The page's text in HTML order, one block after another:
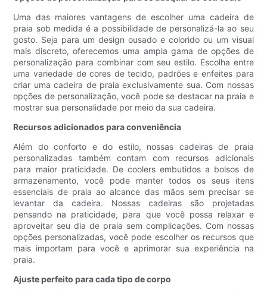
Uma das maiores vantagens de escolher uma cadeira de
praia sob medida é a possibilidade de personalizá-la ao seu
gosto. Seja para um design ousado e colorido ou um visual
mais discreto, oferecemos uma ampla gama de opções de
personalização para combinar com seu estilo. Escolha entre
uma variedade de cores de tecido, padrões e enfeites para
criar uma cadeira de praia exclusivamente sua. Com nossas
opções de personalização, você pode se destacar na praia e
mostrar sua personalidade por meio da sua cadeira.
Recursos adicionados para conveniência
Além do conforto e do estilo, nossas cadeiras de praia
personalizadas também contam com recursos adicionais
para maior praticidade. De coolers embutidos a bolsos de
armazenamento, você pode manter todos os seus itens
essenciais de praia ao alcance das mãos sem precisar se
levantar da cadeira. Nossas cadeiras são projetadas
pensando na praticidade, para que você possa relaxar e
aproveitar seu dia de praia sem complicações. Com nossas
opções personalizadas, você pode escolher os recursos que
mais importam para você e aprimorar sua experiência na
praia.
Ajuste perfeito para cada tipo de corpo